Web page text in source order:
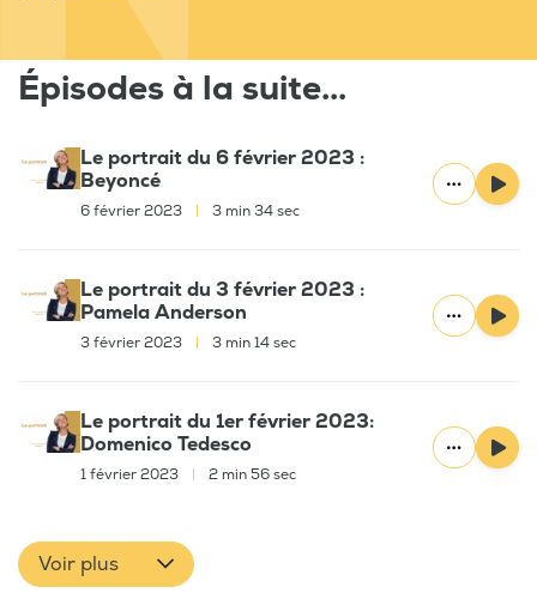
Épisodes à la suite...
Le portrait du 6 février 2023 :
Beyoncé
6 février 2023 3 min 34 sec
Le portrait du 3 février 2023 :
Pamela Anderson
3 février 2023 3 min 14 sec
Le portrait du 1er février 2023:
Domenico Tedesco
1 février 2023 2 min 56 sec
Voir plus